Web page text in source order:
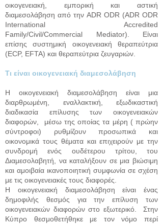
οικογενειακή, εμπορική και αστική
διαμεσολάβηση από την ADR ODR (ADR ODR
International Accredited
Family/Civil/Commercial Mediator). Είναι
επίσης συστημική οικογενειακή θεραπεύτρια
(ECP, EFTA) και θεραπεύτρια ζευγαριών.
Τι είναι οικογενειακή διαμεσολάβηση
Η οικογενειακή διαμεσολάβηση είναι μια
διαρθρωμένη, εναλλακτική, εξωδικαστική
διαδικασία επίλυσης των οικογενειακών
διαφορών, μέσω της οποίας τα μέρη ( πρώην
σύντροφοι) ρυθμίζουν προσωπικά και
οικονομικά τους θέματα και επιχειρούν με την
συνδρομή ενός ουδέτερου τρίτου, του
Διαμεσολαβητή, να καταλήξουν σε μια βιώσιμη
και αμοιβαία ικανοποιητική συμφωνία σε σχέση
με τις οικογενειακές τους διαφορές.
Η οικογενειακή διαμεσολάβηση είναι ένας
δημοφιλής θεσμός για την επίλυση των
οικογενειακών διαφορών στο εξωτερικό. Στην
Κύπρο θεσμοθετήθηκε με τον νόμο περί